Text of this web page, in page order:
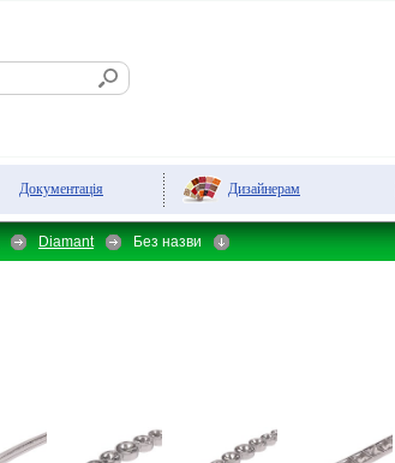
Документація Дизайнерам
Diamant Без назви